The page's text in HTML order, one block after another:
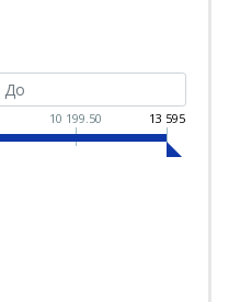
10 199.50 13 595